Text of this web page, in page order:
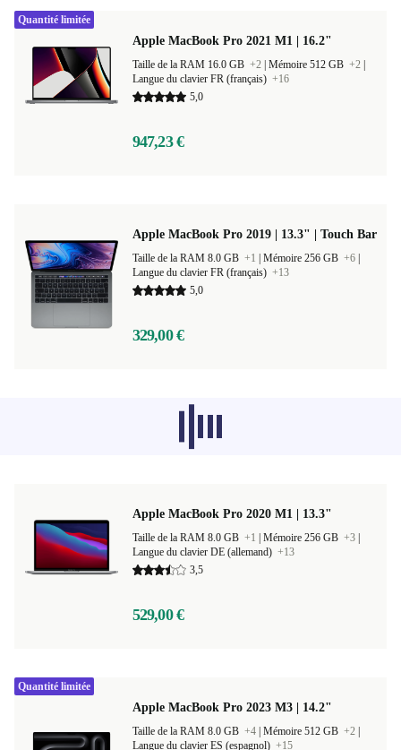
Apple MacBook Pro 2021 M1 | 16.2"
Taille de la RAM 16.0 GB +2 Mémoire 512 GB +2
Langue du clavier FR (français) +16
5,0
947,23 €
Quantité limitée
Apple MacBook Pro 2019 | 13.3" | Touch Bar
Taille de la RAM 8.0 GB +1 Mémoire 256 GB +6
Langue du clavier FR (français) +13
5,0
329,00 €
Les produits recommandés dans d'autres
catégories ne se chargent pas pour le
Apple MacBook Pro 2020 M1 | 13.3"
Taille de la RAM 8.0 GB
Apple MacBook Pro 2023 M3 | 14.2"